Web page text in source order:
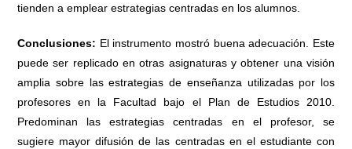
tienden a emplear estrategias centradas en los alumnos.
Conclusiones: El instrumento mostró buena adecuación. Este
puede ser replicado en otras asignaturas y obtener una visión
amplia sobre las estrategias de enseñanza utilizadas por los
profesores en la Facultad bajo el Plan de Estudios 2010.
Predominan las estrategias centradas en el profesor, se
sugiere mayor difusión de las centradas en el estudiante con